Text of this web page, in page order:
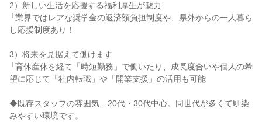
2）新しい生活を応援する福利厚生が魅力
└業界ではレアな奨学金の返済額負担制度や、県外からの一人暮ら
し応援制度あり！
3）将来を見据えて働けます
└育休産休を経て「時短勤務」で働いたり、成長度合いや個人の希
望に応じて「社内転職」や「開業支援」の活用も可能
◆既存スタッフの雰囲気…20代・30代中心。同世代が多くて馴染
みやすい環境です。